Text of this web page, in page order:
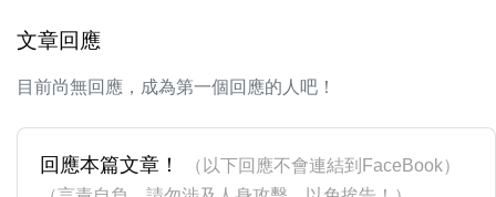
文章回應
目前尚無回應，成為第一個回應的人吧！
回應本篇文章！
（以下回應不會連結到FaceBook）